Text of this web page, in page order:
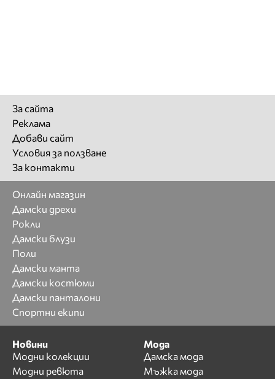
За сайта
Реклама
Добави сайт
Условия за ползване
За контакти
Онлайн магазин
Дамски дрехи
Рокли
Дамски блузи
Поли
Дамски манта
Дамски костюми
Дамски панталони
Спортни екипи
Новини
Модни колекции
Модни ревюта
Мода
Дамска мода
Мъжка мода